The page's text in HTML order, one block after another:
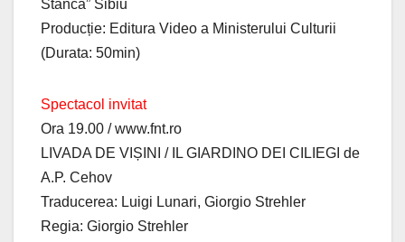
Stanca” Sibiu
Producție: Editura Video a Ministerului Culturii
(Durata: 50min)
Spectacol invitat
Ora 19.00 / www.fnt.ro
LIVADA DE VIȘINI / IL GIARDINO DEI CILIEGI de
A.P. Cehov
Traducerea: Luigi Lunari, Giorgio Strehler
Regia: Giorgio Strehler